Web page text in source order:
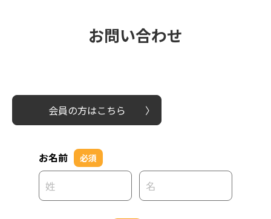
お問い合わせ
会員の方はこちら
お名前 必須